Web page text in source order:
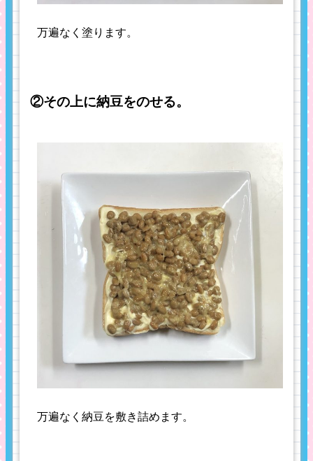
万遍なく塗ります。
②その上に納豆をのせる。
万遍なく納豆を敷き詰めます。